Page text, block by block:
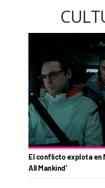
El conflicto explota en
All Mankind'